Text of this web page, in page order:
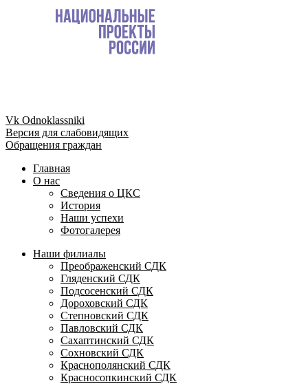
Vk Odnoklassniki
Версия для слабовидящих
Обращения граждан
Главная
О нас
Сведения о ЦКС
История
Наши успехи
Фотогалерея
Наши филиалы
Преображенский СДК
Гляденский СДК
Подсосенский СДК
Дороховский СДК
Степновский СДК
Павловский СДК
Сахаптинский СДК
Сохновский СДК
Краснополянский СДК
Красносопкинский СДК